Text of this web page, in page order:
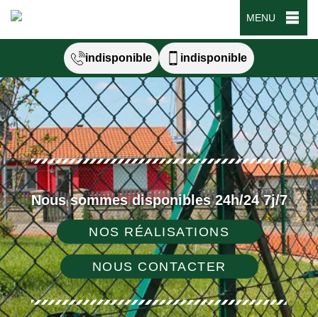
MENU
indisponible indisponible
Nous sommes disponibles 24h/24 7j/7
NOS RÉALISATIONS
NOUS CONTACTER